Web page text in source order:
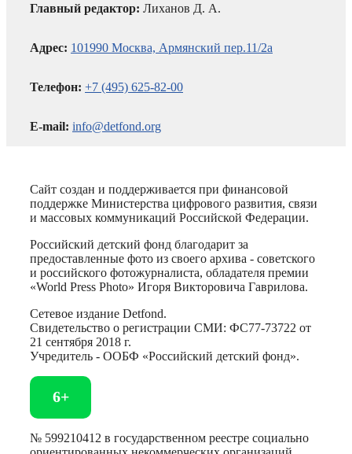
Главный редактор: Лиханов Д. А.
Адрес: 101990 Москва, Армянский пер.11/2а
Телефон: +7 (495) 625-82-00
E-mail: info@detfond.org
Сайт создан и поддерживается при финансовой
поддержке Министерства цифрового развития, связи
и массовых коммуникаций Российской Федерации.
Российский детский фонд благодарит за
предоставленные фото из своего архива - советского
и российского фотожурналиста, обладателя премии
«World Press Photo» Игоря Викторовича Гаврилова.
Сетевое издание Detfond.
Свидетельство о регистрации СМИ: ФС77-73722 от
21 сентября 2018 г.
Учредитель - ООБФ «Российский детский фонд».
6+
№ 599210412 в государственном реестре социально